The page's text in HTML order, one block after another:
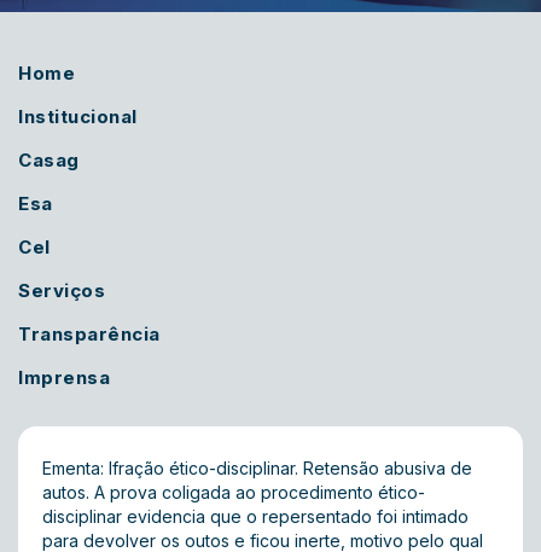
Home
Institucional
Casag
Esa
Cel
Serviços
Transparência
Imprensa
Ementa: Ifração ético-disciplinar. Retensão abusiva de
autos. A prova coligada ao procedimento ético-
disciplinar evidencia que o repersentado foi intimado
para devolver os outos e ficou inerte, motivo pelo qual